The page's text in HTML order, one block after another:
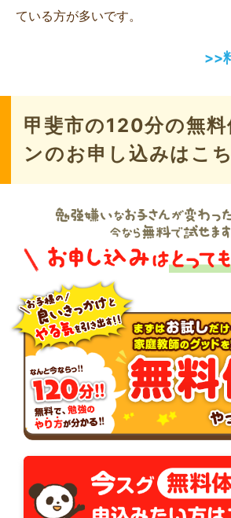
ている方が多いです。
>>
甲斐市の120分の無料
ンのお申し込みはこ